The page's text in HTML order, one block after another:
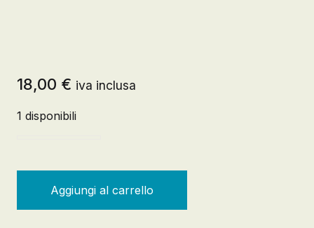
18,00 € iva inclusa
1 disponibili
Aggiungi al carrello